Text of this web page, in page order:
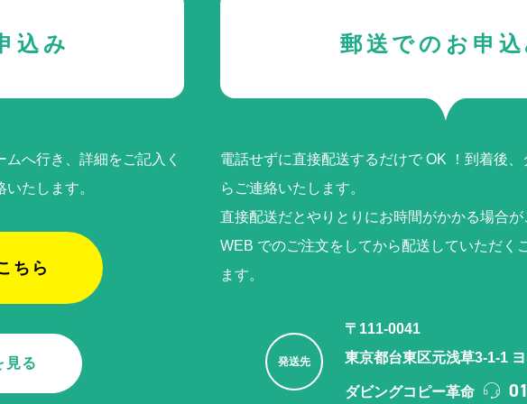
込み
へ行き、詳細をご記入く
たします。
ちら
見る
郵送でのお申込
電話せずに直接配送するだけで OK ！到着後
らご連絡いたします。
直接配送だとやりとりにお時間がかかる場合が
WEB でのご注⽂をしてから配送していただく
ます。
発送先
〒111-0041
東京都台東区元浅草3-1-1
ダビングコピー革命